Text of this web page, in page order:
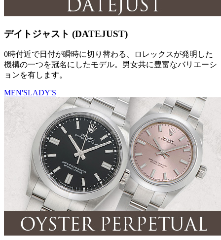
デイトジャスト (DATEJUST)
0時付近で日付が瞬時に切り替わる、ロレックスが発明した
機構の一つを冠名にしたモデル。男女共に豊富なバリエーシ
ョンを有します。
MEN'SLADY'S